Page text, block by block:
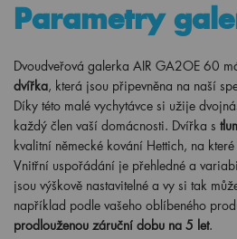
Parametry
Dvoudveřová galerka AIR GA2OE 60
dvířka, která jsou připevněna na naší
Díky této malé vychytávce si užije
každý člen vaší domácnosti. Dvířka s
kvalitní německé kování Hettich, na
Vnitřní uspořádání je přehledné a
jsou výškově nastavitelné a vy si tak
například podle vašeho oblíbeného
prodlouženou záruční dobu na 5 let.